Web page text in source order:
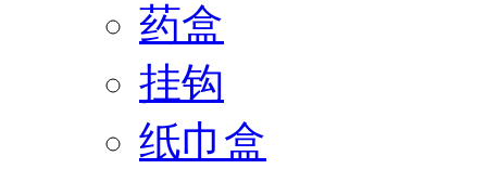
药盒
挂钩
纸巾盒